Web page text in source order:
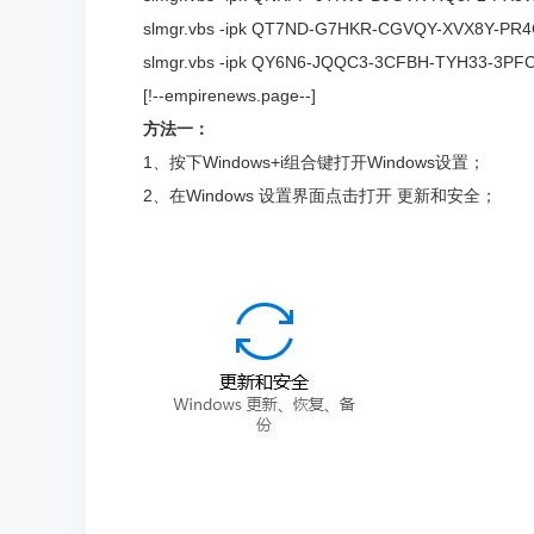
slmgr.vbs -ipk QT7ND-G7HKR-CGVQY-XVX8Y-
slmgr.vbs -ipk QY6N6-JQQC3-3CFBH-TYH33-
[!--empirenews.page--]
方法一：
1、按下Windows+i组合键打开Windows设置；
2、在Windows 设置界面点击打开 更新和安全；